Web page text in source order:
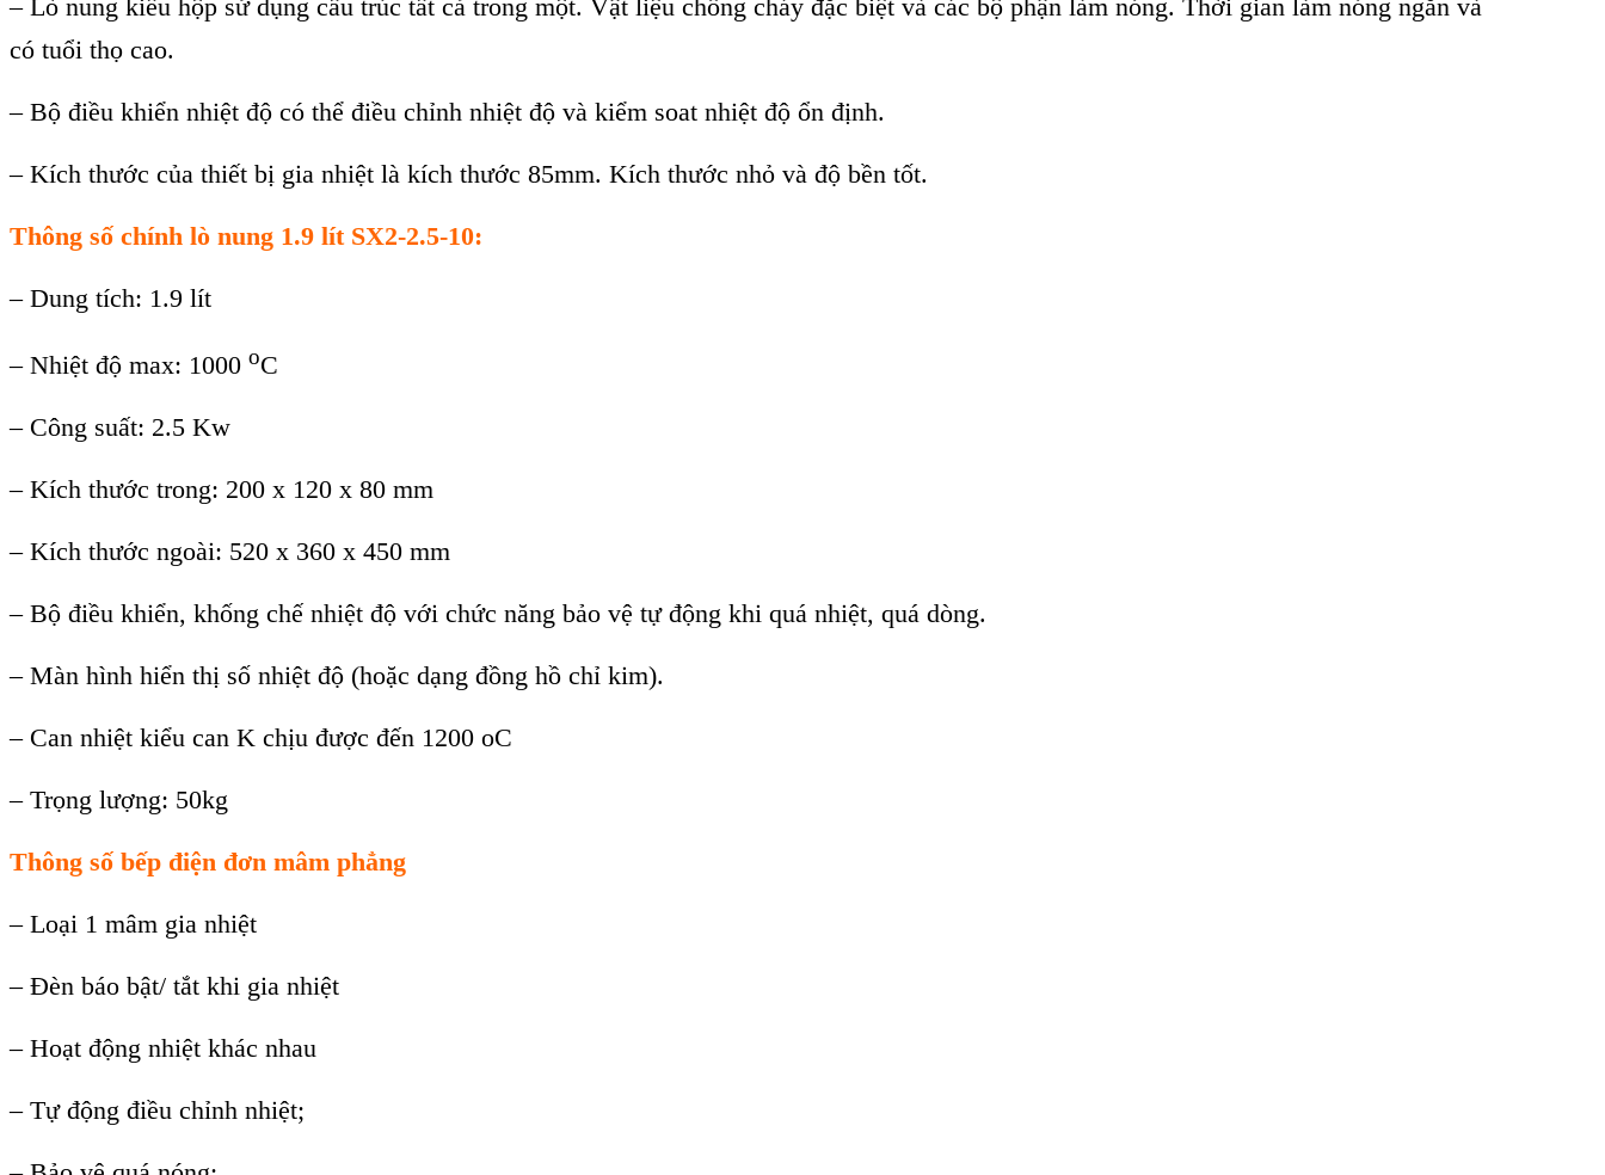
–Lò nung kiểu hộp sử dụng cấu trúc tất cả trong một. Vật liệu chống cháy đặc biệt và các bộ phận làm nóng. Thời gian làm nóng ngắn và
có tuổi thọ cao.
–Bộ điều khiển nhiệt độ có thể điều chỉnh nhiệt độ và kiểm soat nhiệt độ ổn định.
–Kích thước của thiết bị gia nhiệt là kích thước 85mm. Kích thước nhỏ và độ bền tốt.
Thông số chính lò nung 1.9 lít SX2-2.5-10:
– Dung tích: 1.9 lít
– Nhiệt độ max: 1000 oC
– Công suất: 2.5 Kw
– Kích thước trong: 200 x 120 x 80 mm
– Kích thước ngoài: 520 x 360 x 450 mm
– Bộ điều khiển, khống chế nhiệt độ với chức năng bảo vệ tự động khi quá nhiệt, quá dòng.
– Màn hình hiển thị số nhiệt độ (hoặc dạng đồng hồ chỉ kim).
– Can nhiệt kiểu can K chịu được đến 1200 oC
– Trọng lượng: 50kg
Thông số bếp điện đơn mâm phẳng
– Loại 1 mâm gia nhiệt
– Đèn báo bật/ tắt khi gia nhiệt
– Hoạt động nhiệt khác nhau
– Tự động điều chỉnh nhiệt;